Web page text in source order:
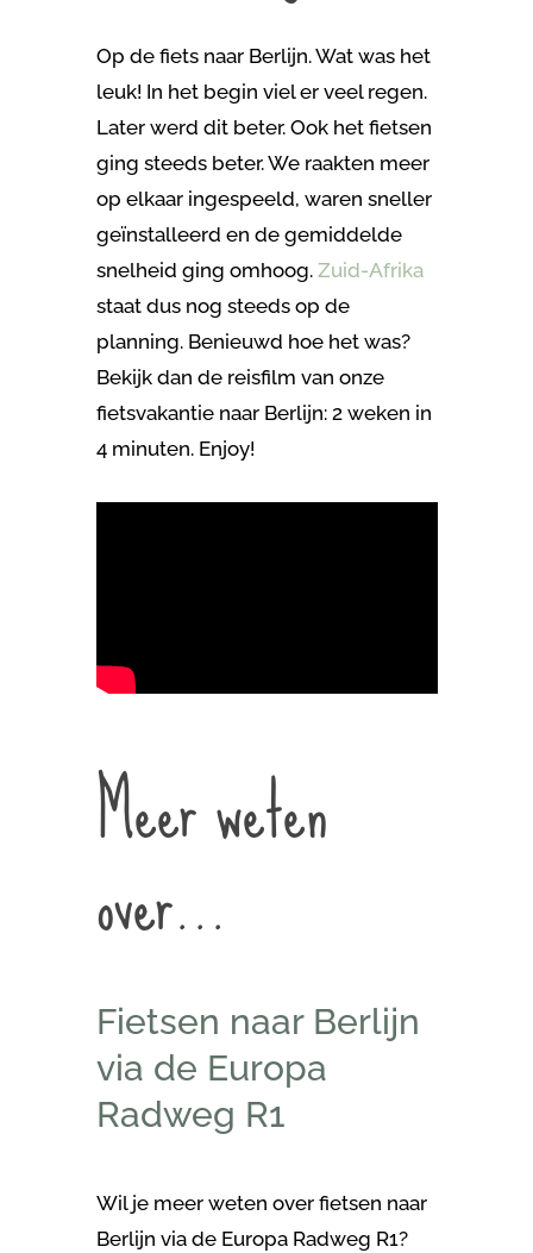
Op de fiets naar Berlijn. Wat was het
leuk! In het begin viel er veel regen.
Later werd dit beter. Ook het fietsen
ging steeds beter. We raakten meer
op elkaar ingespeeld, waren sneller
geïnstalleerd en de gemiddelde
snelheid ging omhoog. Zuid-Afrika
staat dus nog steeds op de
planning. Benieuwd hoe het was?
Bekijk dan de reisfilm van onze
fietsvakantie naar Berlijn: 2 weken in
4 minuten. Enjoy!
Meer weten
over…
Fietsen naar Berlijn
via de Europa
Radweg R1
Wil je meer weten over fietsen naar
Berlijn via de Europa Radweg R1?